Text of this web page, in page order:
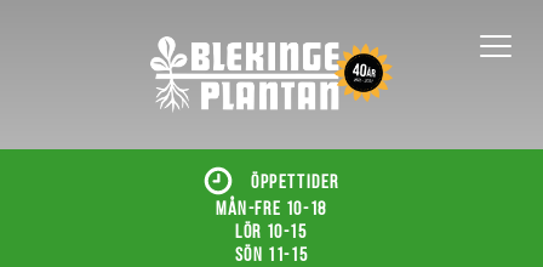
ÖPPETTIDER
Mån-fre 10-18
Lör 10-15
Sön 11-15